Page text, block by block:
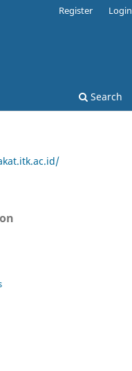
Search
Register Login